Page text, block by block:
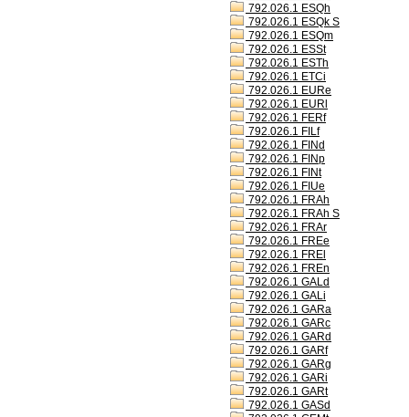
792.026.1 ESQh
792.026.1 ESQk S
792.026.1 ESQm
792.026.1 ESSt
792.026.1 ESTh
792.026.1 ETCi
792.026.1 EURe
792.026.1 EURl
792.026.1 FERf
792.026.1 FILf
792.026.1 FINd
792.026.1 FINp
792.026.1 FINt
792.026.1 FIUe
792.026.1 FRAh
792.026.1 FRAh S
792.026.1 FRAr
792.026.1 FREe
792.026.1 FREl
792.026.1 FREn
792.026.1 GALd
792.026.1 GALi
792.026.1 GARa
792.026.1 GARc
792.026.1 GARd
792.026.1 GARf
792.026.1 GARg
792.026.1 GARi
792.026.1 GARt
792.026.1 GASd